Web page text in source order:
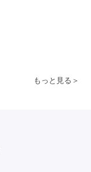
もっと見る＞